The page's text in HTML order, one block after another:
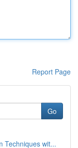
Report Page
Go
Techniques wit...